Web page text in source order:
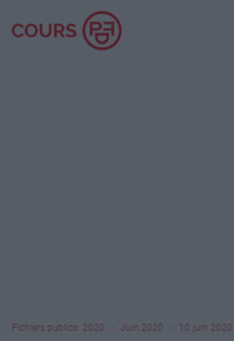
Fichiers publics: 2020 Juin 2020 10 juin 2020